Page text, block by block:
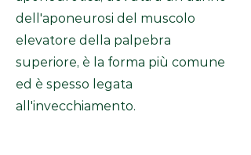
dell'aponeurosi del muscolo
elevatore della palpebra
superiore, è la forma più comune
ed è spesso legata
all'invecchiamento.